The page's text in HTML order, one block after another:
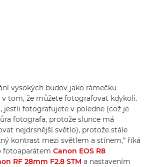
vysokých budov jako rámečku
v tom, že můžete fotografovat kdykoli.
jestli fotografujete v poledne (což je
fotografa, protože slunce má
nejdrsnější světlo), protože stále
kontrast mezi světlem a stínem,“ říká
fotoaparátem Canon EOS R8
RF 28mm F2.8 STM a nastavením